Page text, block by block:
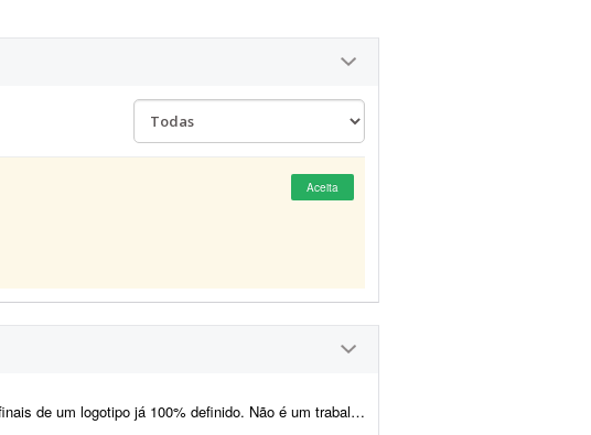
Aceita
Não é um trabalho de criação ou conceito - o logotipo, as cores, a tipogr...